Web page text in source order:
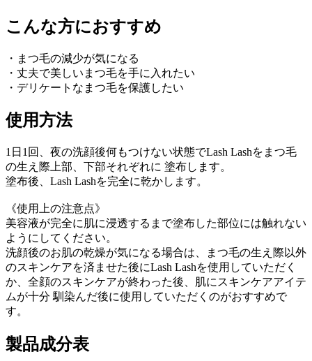
こんな方におすすめ
・まつ毛の減少が気になる
・丈夫で美しいまつ毛を手に入れたい
・デリケートなまつ毛を保護したい
使用方法
1日1回、夜の洗顔後何もつけない状態でLash Lashをまつ毛
の生え際上部、下部それぞれに 塗布します。
塗布後、Lash Lashを完全に乾かします。
《使用上の注意点》
美容液が完全に肌に浸透するまで塗布した部位には触れない
ようにしてください。
洗顔後のお肌の乾燥が気になる場合は、まつ毛の生え際以外
のスキンケアを済ませた後にLash Lashを使用していただく
か、全顔のスキンケアが終わった後、肌にスキンケアアイテ
ムが十分 馴染んだ後に使用していただくのがおすすめで
す。
製品成分表